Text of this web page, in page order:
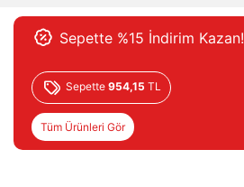
Sepette %15 İndirim Kazan!
Sepette 954,15 TL
Tüm Ürünleri Gör